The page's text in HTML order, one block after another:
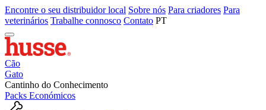
Encontre o seu distribuidor local Sobre nós Para criadores Para
veterinários Trabalhe connosco Contato PT
Cão
Gato
Cantinho do Conhecimento
Packs Económicos